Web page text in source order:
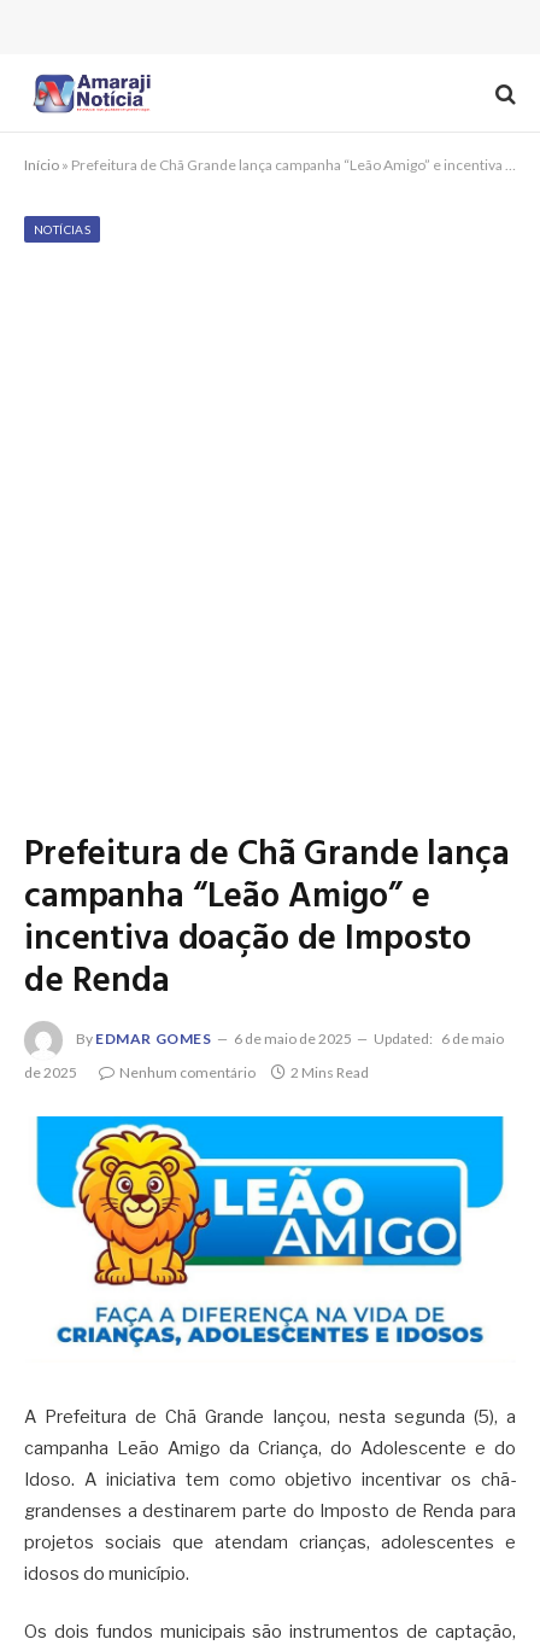
Início » Prefeitura de Chã Grande lança campanha “Leão Amigo” e incentiva doação de Imposto de Renda
NOTÍCIAS
Prefeitura de Chã Grande lança
campanha “Leão Amigo” e
incentiva doação de Imposto
de Renda
By EDMAR GOMES 6 de maio de 2025 Updated: 6 de maio
de 2025
Nenhum comentário 2 Mins Read
A Prefeitura de Chã Grande lançou, nesta segunda (5), a
campanha Leão Amigo da Criança, do Adolescente e do
Idoso. A iniciativa tem como objetivo incentivar os chã-
grandenses a destinarem parte do Imposto de Renda para
projetos sociais que atendam crianças, adolescentes e
idosos do município.
Os dois fundos municipais são instrumentos de captação,